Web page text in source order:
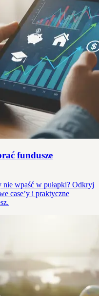
fundusze
wpaść w pułapki? Odkryj
case’y i praktyczne